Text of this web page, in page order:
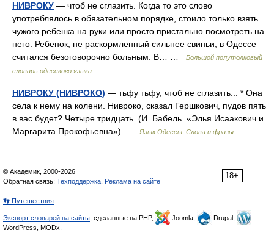
НИВРОКУ — чтоб не сглазить. Когда то это слово
употреблялось в обязательном порядке, стоило только взять
чужого ребенка на руки или просто пристально посмотреть на
него. Ребенок, не раскормленный сильнее свиньи, в Одессе
считался безоговорочно больным. В… …
Большой полутолковый
словарь одесского языка
НИВРОКУ (НИВРОКО) — тьфу тьфу, чтоб не сглазить... * Она
села к нему на колени. Нивроко, сказал Гершкович, пудов пять
в вас будет? Четыре тридцать. (И. Бабель. «Элья Исаакович и
Маргарита Прокофьевна») …
Язык Одессы. Слова и фразы
18+
© Академик, 2000-2026
Обратная связь: Техподдержка Реклама на сайте
👣 Путешествия
Экспорт словарей на сайты , сделанные на PHP, Joomla,
Drupal,
WordPress, MODx.